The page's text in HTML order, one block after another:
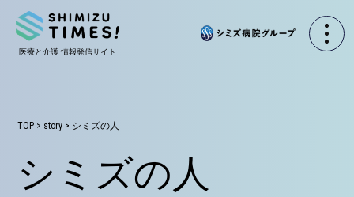
TOP > story > シミズの人
シミズの人